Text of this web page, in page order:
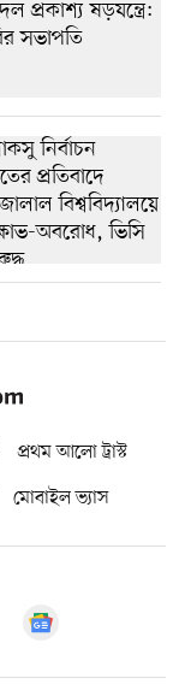
প্রথম আলো ট্রাস্ট
মোবাইল ভ্যাস